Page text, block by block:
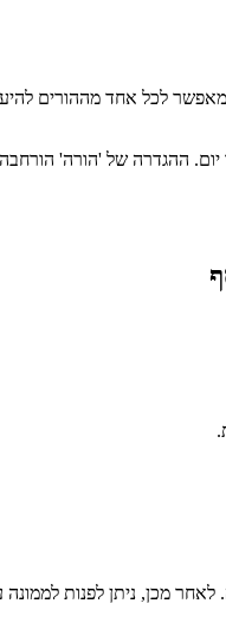
לכל אחד מההורים
יום. ההגדרה של 'הורה'
מכן, ניתן לפנות